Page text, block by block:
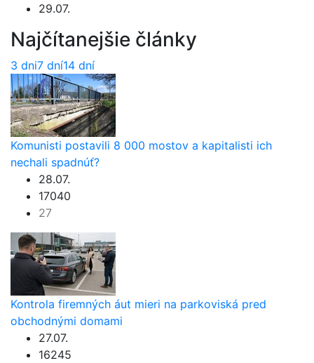
29.07.
Najčítanejšie články
3 dni7 dní14 dní
Komunisti postavili 8 000 mostov a kapitalisti ich
nechali spadnúť?
28.07.
17040
27
Kontrola firemných áut mieri na parkoviská pred
obchodnými domami
27.07.
16245